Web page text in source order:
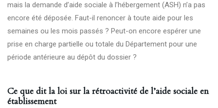
mais la demande d’aide sociale à l’hébergement (ASH) n’a pas
encore été déposée. Faut-il renoncer à toute aide pour les
semaines ou les mois passés ? Peut-on encore espérer une
prise en charge partielle ou totale du Département pour une
période antérieure au dépôt du dossier ?
Ce que dit la loi sur la rétroactivité de l’aide sociale en
établissement